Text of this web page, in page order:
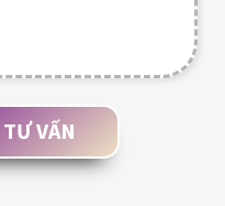
VẤN